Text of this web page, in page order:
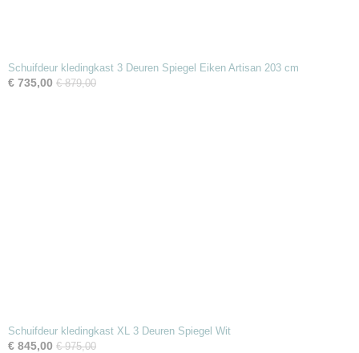
Schuifdeur kledingkast 3 Deuren Spiegel Eiken Artisan 203 cm
€ 735,00 € 879,00
Schuifdeur kledingkast XL 3 Deuren Spiegel Wit
€ 845,00 € 975,00